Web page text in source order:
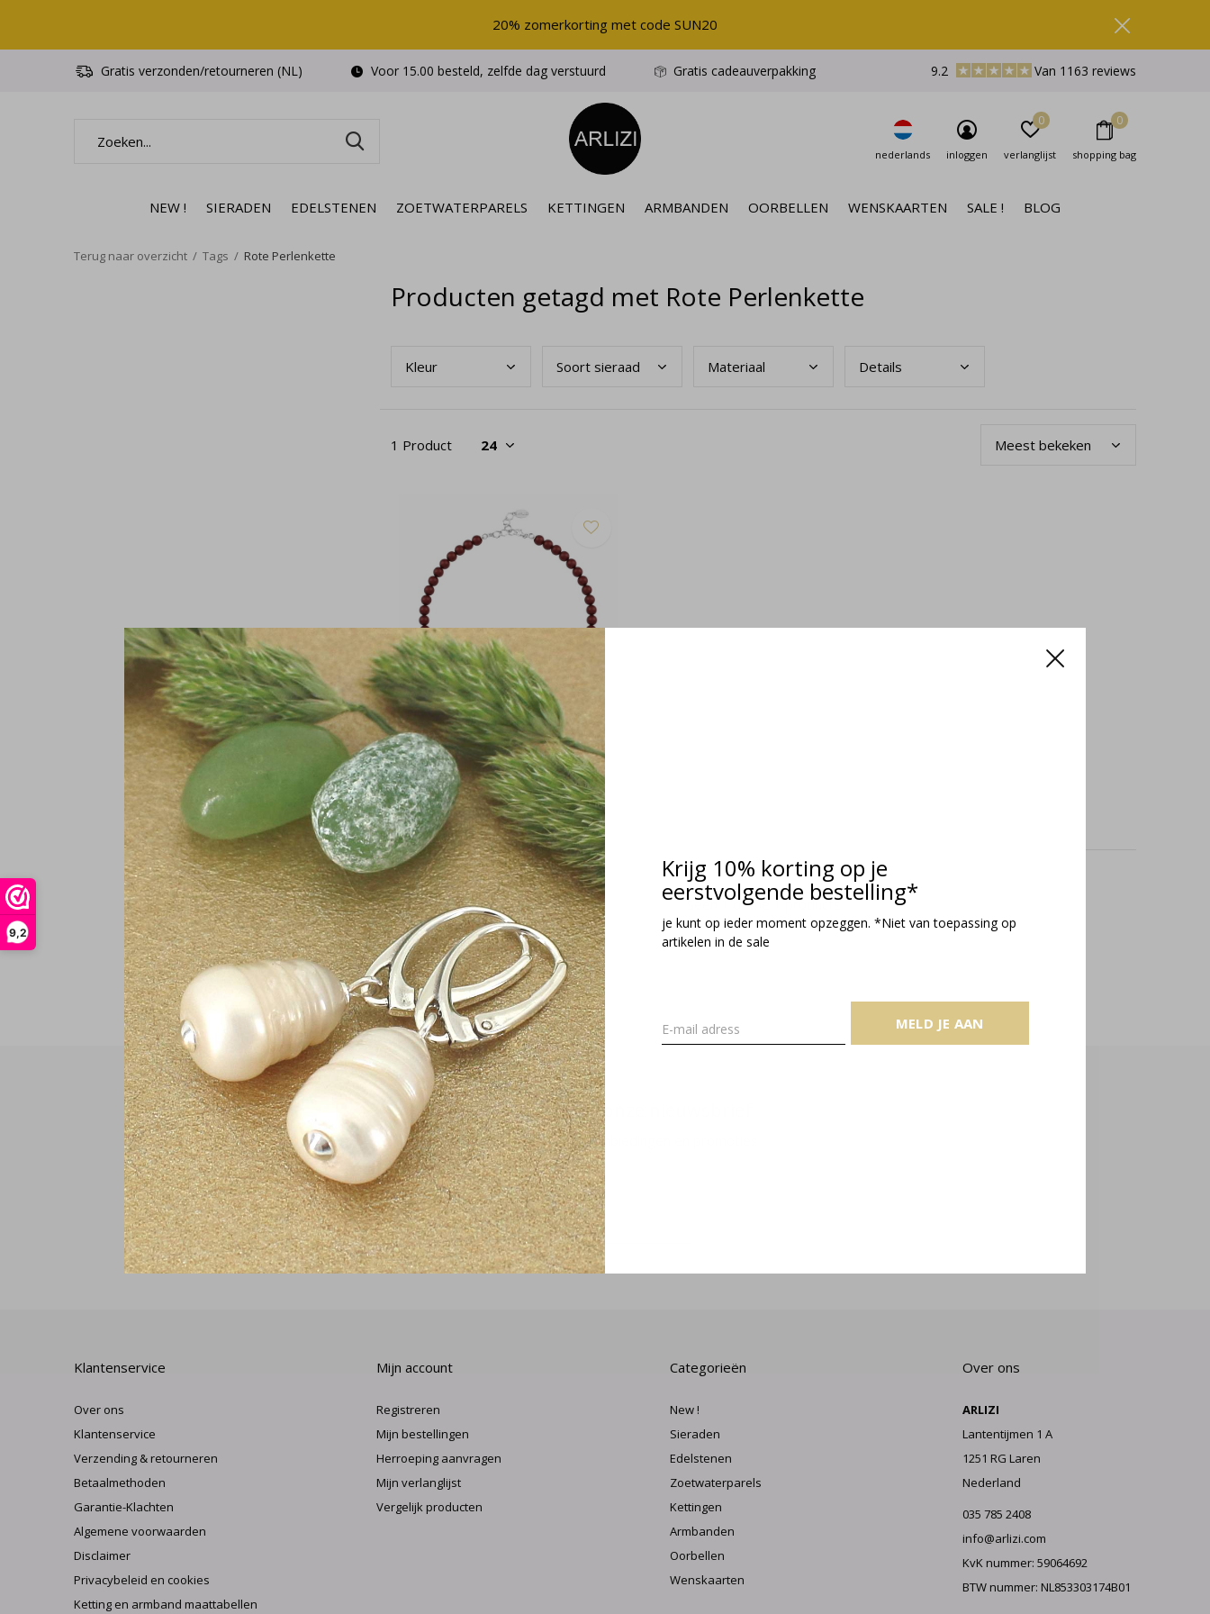
9,2
Krijg 10% korting op je
eerstvolgende bestelling*
je kunt op ieder moment opzeggen. *Niet van toepassing op
artikelen in de sale
MELD JE AAN
NEW ! SIERADEN EDELSTENEN ZOETWATERPARELS KETTINGEN ARMBANDEN OORBELLEN WENSKAARTEN SALE ! BLOG
nederlands inloggen verlanglijst
0
shopping bag
0
Gratis verzonden/retourneren (NL) Voor 15.00 besteld, zelfde dag verstuurd Gratis cadeauverpakking 9.2 Van 1163 reviews
20% zomerkorting met code SUN20
Terug naar overzicht Tags Rote Perlenkette
Producten getagd met Rote Perlenkette
Kleur Soort sieraad Materiaal Details
1 Product
Parelketting rood 8mm - sterling
zilver - 1169
€54,95
Incl. btw
Seen 1 of the 1 products
Meld je aan voor onze nieuwsbrief
Ontvang de nieuwste aanbiedingen en promoties
Klantenservice
Over ons
Klantenservice
Verzending & retourneren
Betaalmethoden
Garantie-Klachten
Algemene voorwaarden
Disclaimer
Privacybeleid en cookies
Ketting en armband maattabellen
Mijn account
Registreren
Mijn bestellingen
Herroeping aanvragen
Mijn verlanglijst
Vergelijk producten
Categorieën
New !
Sieraden
Edelstenen
Zoetwaterparels
Kettingen
Armbanden
Oorbellen
Wenskaarten
Over ons
ARLIZI
Lantentijmen 1 A
1251 RG Laren
Nederland
035 785 2408
info@arlizi.com
KvK nummer: 59064692
BTW nummer: NL853303174B01